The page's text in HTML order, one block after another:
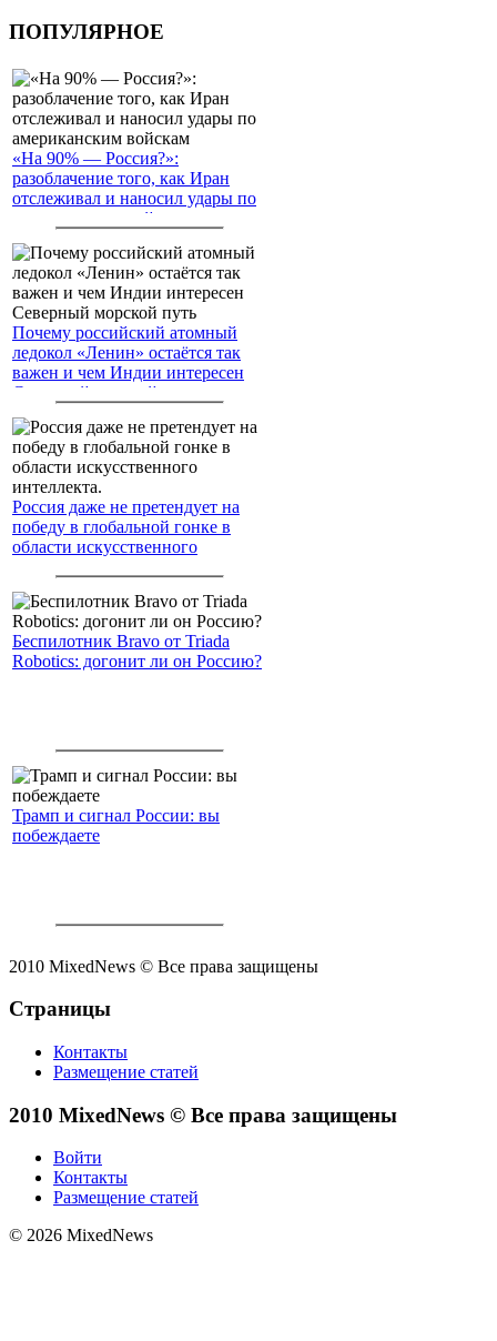
ПОПУЛЯРНОЕ
«На 90% — Россия?»:
разоблачение того, как Иран
отслеживал и наносил удары по
американским войскам
Почему российский атомный
ледокол «Ленин» остаётся так
важен и чем Индии интересен
Северный морской путь
Россия даже не претендует на
победу в глобальной гонке в
области искусственного
Беспилотник Bravo от Triada
Robotics: догонит ли он Россию?
Трамп и сигнал России: вы
побеждаете
2010 MixedNews © Все права защищены
Страницы
Контакты
Размещение статей
2010 MixedNews © Все права защищены
Войти
Контакты
Размещение статей
© 2026 MixedNews